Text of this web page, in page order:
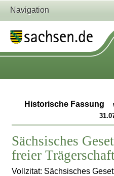
Navigation
Historische Fassung
Sächsisches
freier
Vollzitat: Sächsisches